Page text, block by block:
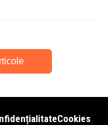
Cookies